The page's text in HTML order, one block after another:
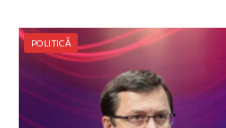
POLITICĂ